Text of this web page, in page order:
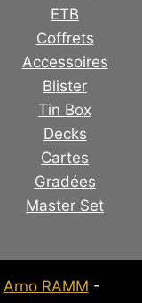
ETB
Coffrets
Accessoires
Blister
Tin Box
Decks
Cartes
Gradées
Master Set
Arno RAMM -